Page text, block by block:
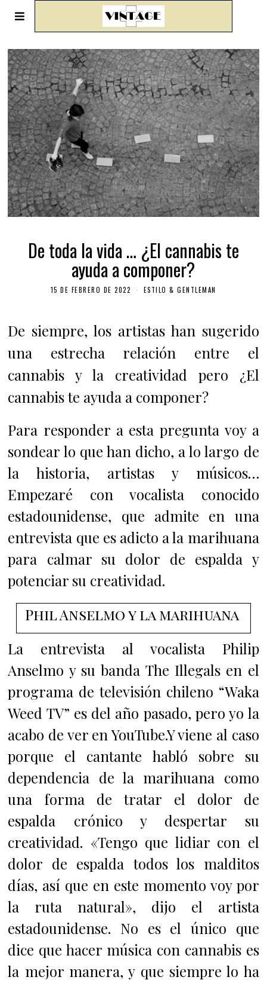
De toda la vida … ¿El cannabis te
ayuda a componer?
15 DE FEBRERO DE 2022 ESTILO & GENTLEMAN
De siempre, los artistas han sugerido
una estrecha relación entre el
cannabis y la creatividad pero ¿El
cannabis te ayuda a componer?
Para responder a esta pregunta voy a
sondear lo que han dicho, a lo largo de
la historia, artistas y músicos…
Empezaré con vocalista conocido
estadounidense, que admite en una
entrevista que es adicto a la marihuana
para calmar su dolor de espalda y
potenciar su creatividad.
Phil Anselmo y la marihuana
La entrevista al vocalista Philip
Anselmo y su banda The Illegals en el
programa de televisión chileno “Waka
Weed TV” es del año pasado, pero yo la
acabo de ver en YouTube.Y viene al caso
porque el cantante habló sobre su
dependencia de la marihuana como
una forma de tratar el dolor de
espalda crónico y despertar su
creatividad. «Tengo que lidiar con el
dolor de espalda todos los malditos
días, así que en este momento voy por
la ruta natural», dijo el artista
estadounidense. No es el único que
dice que hacer música con cannabis es
la mejor manera, y que siempre lo ha